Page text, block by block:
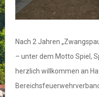
Nach 2 Jahren
– unter dem Motto Spiel,
herzlich willkommen an